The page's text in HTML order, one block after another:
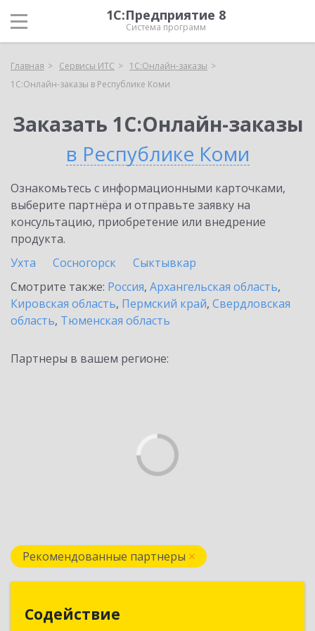
1С:Предприятие 8
Система программ
Главная Сервисы ИТС
1С:Онлайн-заказы
1С:Онлайн-заказы в Республике Коми
Заказать 1С:Онлайн-заказы
в Республике Коми
Ознакомьтесь с информационными карточками,
выберите партнёра и отправьте заявку на
консультацию, приобретение или внедрение
продукта.
Ухта
Сосногорск
Сыктывкар
Смотрите также: Россия, Архангельская область,
Кировская область, Пермский край, Свердловская
область, Тюменская область
Партнеры в вашем регионе:
Рекомендованные партнеры
Содействие